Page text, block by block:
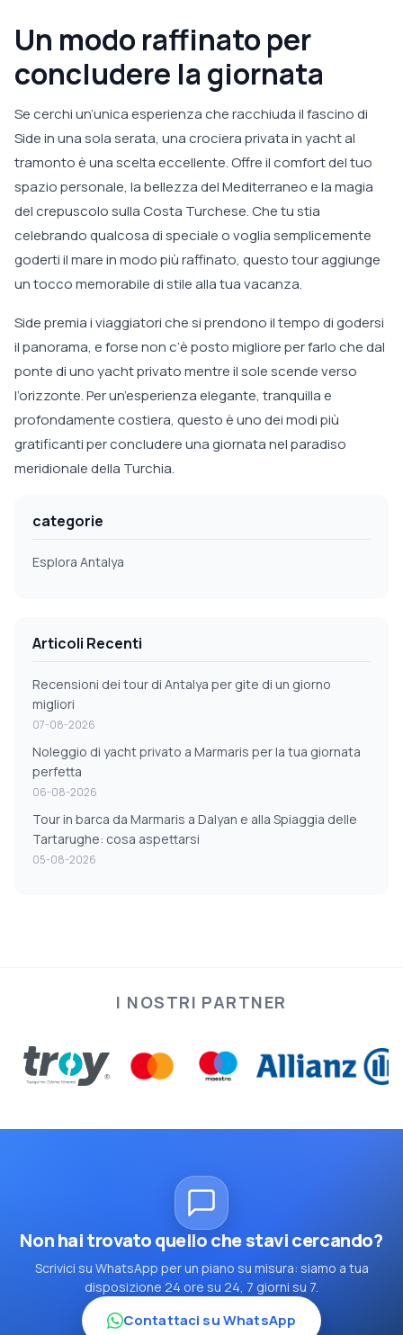
Un modo raffinato per
concludere la giornata
Se cerchi un’unica esperienza che racchiuda il fascino di
Side in una sola serata, una crociera privata in yacht al
tramonto è una scelta eccellente. Offre il comfort del tuo
spazio personale, la bellezza del Mediterraneo e la magia
del crepuscolo sulla Costa Turchese. Che tu stia
celebrando qualcosa di speciale o voglia semplicemente
goderti il mare in modo più raffinato, questo tour aggiunge
un tocco memorabile di stile alla tua vacanza.
Side premia i viaggiatori che si prendono il tempo di godersi
il panorama, e forse non c’è posto migliore per farlo che dal
ponte di uno yacht privato mentre il sole scende verso
l’orizzonte. Per un’esperienza elegante, tranquilla e
profondamente costiera, questo è uno dei modi più
gratificanti per concludere una giornata nel paradiso
meridionale della Turchia.
categorie
Esplora Antalya
Articoli Recenti
Recensioni dei tour di Antalya per gite di un giorno
migliori
07-08-2026
Noleggio di yacht privato a Marmaris per la tua giornata
perfetta
06-08-2026
Tour in barca da Marmaris a Dalyan e alla Spiaggia delle
Tartarughe: cosa aspettarsi
05-08-2026
I NOSTRI PARTNER
Non hai trovato quello che stavi cercando?
Scrivici su WhatsApp per un piano su misura: siamo a tua
disposizione 24 ore su 24, 7 giorni su 7.
Contattaci su WhatsApp